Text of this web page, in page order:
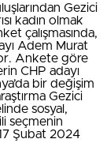
Gezici
kadın olmak
çalışmasında,
Adem Murat
Ankete göre
CHP adayı
bir değişim
Gezici
sosyal,
seçmenin
Şubat 2024